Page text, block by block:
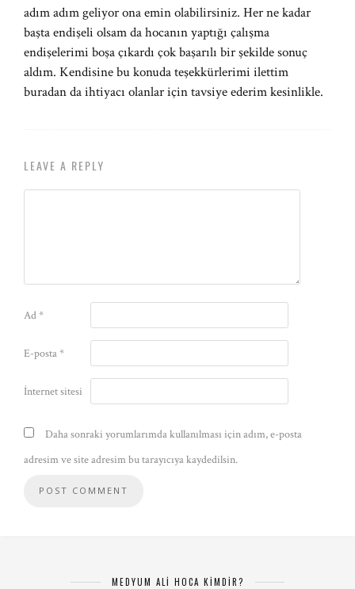
adım adım geliyor ona emin olabilirsiniz. Her ne kadar
başta endişeli olsam da hocanın yaptığı çalışma
endişelerimi boşa çıkardı çok başarılı bir şekilde sonuç
aldım. Kendisine bu konuda teşekkürlerimi ilettim
buradan da ihtiyacı olanlar için tavsiye ederim kesinlikle.
LEAVE A REPLY
Ad*
E-posta*
İnternet sitesi
Daha sonraki yorumlarımda kullanılması için adım, e-posta
adresim ve site adresim bu tarayıcıya kaydedilsin.
MEDYUM ALİ HOCA KİMDİR?